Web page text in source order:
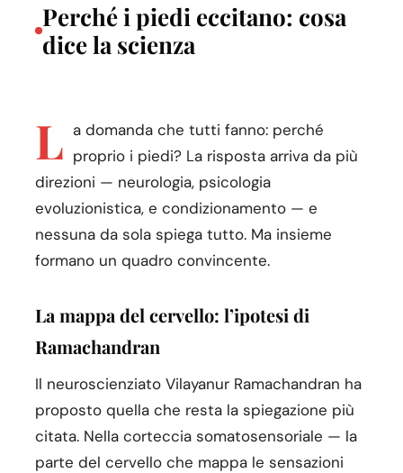
Perché i piedi eccitano: cosa
dice la scienza
L a domanda che tutti fanno: perché
proprio i piedi? La risposta arriva da più
direzioni — neurologia, psicologia
evoluzionistica, e condizionamento — e
nessuna da sola spiega tutto. Ma insieme
formano un quadro convincente.
La mappa del cervello: l’ipotesi di
Ramachandran
Il neuroscienziato Vilayanur Ramachandran ha
proposto quella che resta la spiegazione più
citata. Nella corteccia somatosensoriale — la
parte del cervello che mappa le sensazioni